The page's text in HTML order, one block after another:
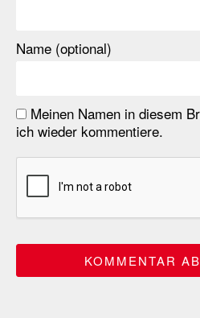
Name (optional)
Meinen Namen in diesem
ich wieder kommentiere.